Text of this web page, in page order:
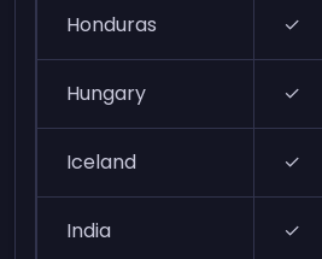
Honduras ✓
Hungary ✓
Iceland ✓
India ✓